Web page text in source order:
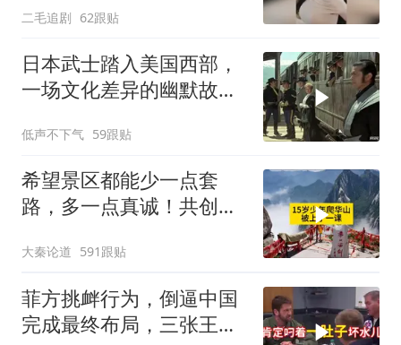
二毛追剧 62跟贴
日本武士踏入美国西部，
一场文化差异的幽默故事
低声不下气 59跟贴
希望景区都能少一点套
路，多一点真诚！共创良
大秦论道 591跟贴
菲方挑衅行为，倒逼中国
完成最终布局，三张王牌